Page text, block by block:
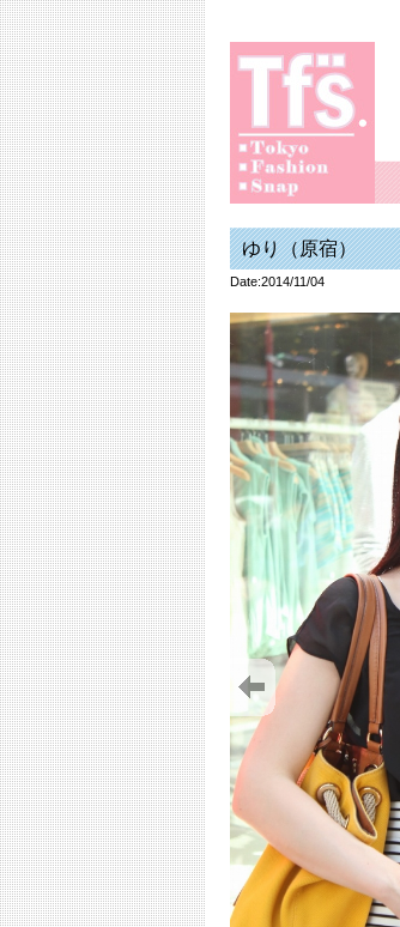
ゆり（原宿）
Date:2014/11/04